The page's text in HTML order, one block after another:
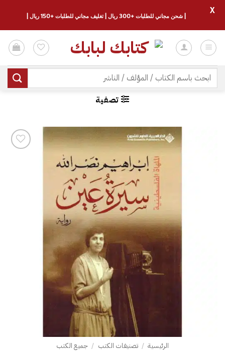
للمحتوى
البحث
عن:
تصفية
الرئيسية / تصنيفات الكتب / جميع الكتب
| شحن مجاني للطلبات +300 ريال | تغليف مجاني للطلبات +150 ريال |
X